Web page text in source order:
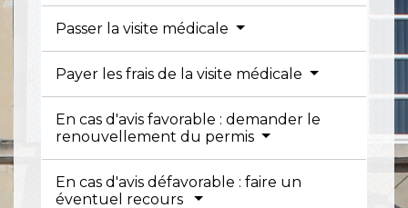
Passer la visite médicale
Payer les frais de la visite médicale
En cas d'avis favorable : demander le
renouvellement du permis
En cas d'avis défavorable : faire un
éventuel recours